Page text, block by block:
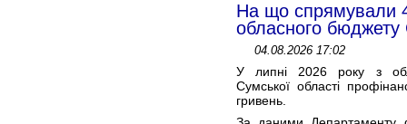
На що спрямували
обласного
04.08.2026 17:02
У липні 2026 року з
Сумської області
гривень.